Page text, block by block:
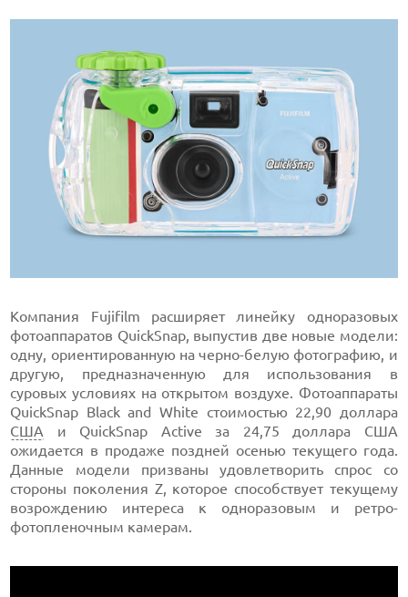
Компания Fujifilm расширяет линейку одноразовых
фотоаппаратов QuickSnap, выпустив две новые модели:
одну, ориентированную на черно-белую фотографию, и
другую, предназначенную для использования в
суровых условиях на открытом воздухе. Фотоаппараты
QuickSnap Black and White стоимостью 22,90 доллара
США и QuickSnap Active за 24,75 доллара США
ожидается в продаже поздней осенью текущего года.
Данные модели призваны удовлетворить спрос со
стороны поколения Z, которое способствует текущему
возрождению интереса к одноразовым и ретро-
фотопленочным камерам.